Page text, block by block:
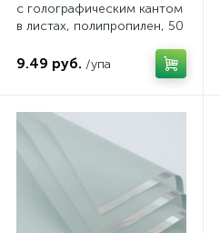
с голографическим кантом
в листах, полипропилен, 50
цвет фиолетовый, арт.
9.49 руб. /упа